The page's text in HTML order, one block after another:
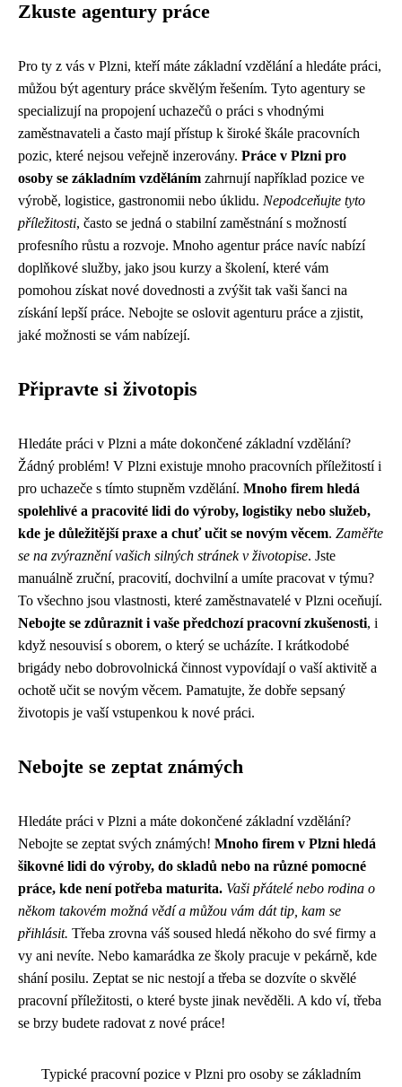
Zkuste agentury práce
Pro ty z vás v Plzni, kteří máte základní vzdělání a hledáte práci,
můžou být agentury práce skvělým řešením. Tyto agentury se
specializují na propojení uchazečů o práci s vhodnými
zaměstnavateli a často mají přístup k široké škále pracovních
pozic, které nejsou veřejně inzerovány. Práce v Plzni pro
osoby se základním vzděláním zahrnují například pozice ve
výrobě, logistice, gastronomii nebo úklidu. Nepodceňujte tyto
příležitosti, často se jedná o stabilní zaměstnání s možností
profesního růstu a rozvoje. Mnoho agentur práce navíc nabízí
doplňkové služby, jako jsou kurzy a školení, které vám
pomohou získat nové dovednosti a zvýšit tak vaši šanci na
získání lepší práce. Nebojte se oslovit agenturu práce a zjistit,
jaké možnosti se vám nabízejí.
Připravte si životopis
Hledáte práci v Plzni a máte dokončené základní vzdělání?
Žádný problém! V Plzni existuje mnoho pracovních příležitostí i
pro uchazeče s tímto stupněm vzdělání. Mnoho firem hledá
spolehlivé a pracovité lidi do výroby, logistiky nebo služeb,
kde je důležitější praxe a chuť učit se novým věcem. Zaměřte
se na zvýraznění vašich silných stránek v životopise. Jste
manuálně zruční, pracovití, dochvilní a umíte pracovat v týmu?
To všechno jsou vlastnosti, které zaměstnavatelé v Plzni oceňují.
Nebojte se zdůraznit i vaše předchozí pracovní zkušenosti, i
když nesouvisí s oborem, o který se ucházíte. I krátkodobé
brigády nebo dobrovolnická činnost vypovídají o vaší aktivitě a
ochotě učit se novým věcem. Pamatujte, že dobře sepsaný
životopis je vaší vstupenkou k nové práci.
Nebojte se zeptat známých
Hledáte práci v Plzni a máte dokončené základní vzdělání?
Nebojte se zeptat svých známých! Mnoho firem v Plzni hledá
šikovné lidi do výroby, do skladů nebo na různé pomocné
práce, kde není potřeba maturita. Vaši přátelé nebo rodina o
někom takovém možná vědí a můžou vám dát tip, kam se
přihlásit. Třeba zrovna váš soused hledá někoho do své firmy a
vy ani nevíte. Nebo kamarádka ze školy pracuje v pekárně, kde
shání posilu. Zeptat se nic nestojí a třeba se dozvíte o skvělé
pracovní příležitosti, o které byste jinak nevěděli. A kdo ví, třeba
se brzy budete radovat z nové práce!
Typické pracovní pozice v Plzni pro osoby se základním